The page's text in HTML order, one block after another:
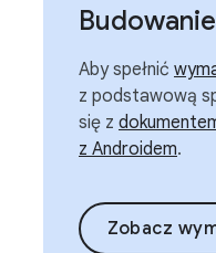
Aby spełnić
z podstawową
się z
z Androidem.
Zobacz